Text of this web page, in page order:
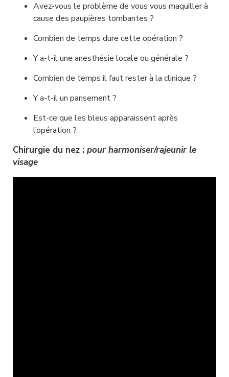
Avez-vous le problème de vous vous maquiller à
cause des paupières tombantes ?
Combien de temps dure cette opération ?
Y a-t-il une anesthésie locale ou générale ?
Combien de temps il faut rester à la clinique ?
Y a-t-il un pansement ?
Est-ce que les bleus apparaissent après
l’opération ?
Chirurgie du nez : pour harmoniser/rajeunir le
visage